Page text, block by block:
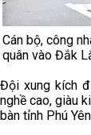
Cán bộ, công
quân vào Đắk
Đội xung kích
nghề cao, giàu
bàn tỉnh Phú